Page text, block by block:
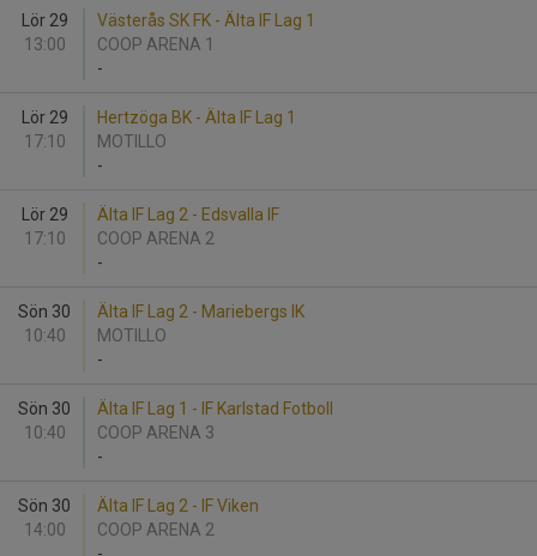
Lör 29
13:00
Västerås SK FK - Älta IF Lag 1
COOP ARENA 1
-
Lör 29
17:10
Hertzöga BK - Älta IF Lag 1
MOTILLO
-
Lör 29
17:10
Älta IF Lag 2 - Edsvalla IF
COOP ARENA 2
-
Sön 30
10:40
Älta IF Lag 2 - Mariebergs IK
MOTILLO
-
Sön 30
10:40
Älta IF Lag 1 - IF Karlstad Fotboll
COOP ARENA 3
-
Sön 30
14:00
Älta IF Lag 2 - IF Viken
COOP ARENA 2